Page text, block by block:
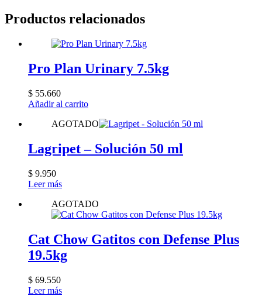
$ 20.840.
es:
$ 17.490.
Productos relacionados
Pro Plan Urinary 7.5kg
$ 55.660
Añadir al carrito
AGOTADO
Lagripet – Solución 50 ml
$ 9.950
Leer más
AGOTADO
Cat Chow Gatitos con Defense Plus
19.5kg
$ 69.550
Leer más